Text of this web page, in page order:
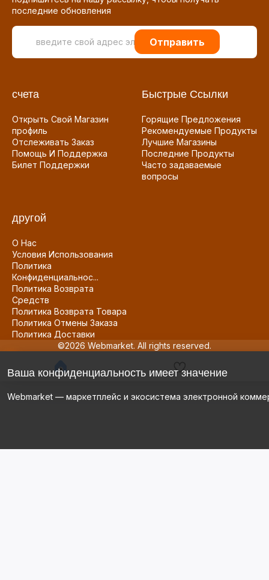
последние обновления
Отправить
счета
Открыть Свой Магазин
профиль
Отслеживать Заказ
Помощь И Поддержка
Билет Поддержки
Быстрые Ссылки
Горящие Предложения
Рекомендуемые Продукты
Лучшие Магазины
Последние Продукты
Часто задаваемые
вопросы
другой
О Нас
Условия Использования
Политика
Конфиденциальнос...
Политика Возврата
Средств
Политика Возврата Товара
Политика Отмены Заказа
Политика Доставки
©2026 Webmarket. All rights reserved.
Ваша конфиденциальность имеет значение
Webmarket — маркетплейс и экосистема электронной